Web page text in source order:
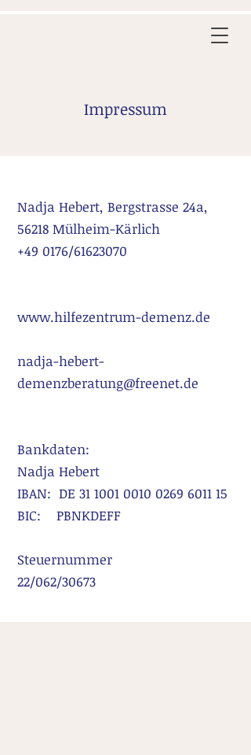
Impressum
Nadja Hebert, Bergstrasse 24a,
56218 Mülheim-Kärlich
+49 0176/61623070
www.hilfezentrum-demenz.de
nadja-hebert-
demenzberatung@freenet.de
Bankdaten:
Nadja Hebert
IBAN: DE 31 1001 0010 0269 6011 15
BIC: PBNKDEFF
Steuernummer
22/062/30673